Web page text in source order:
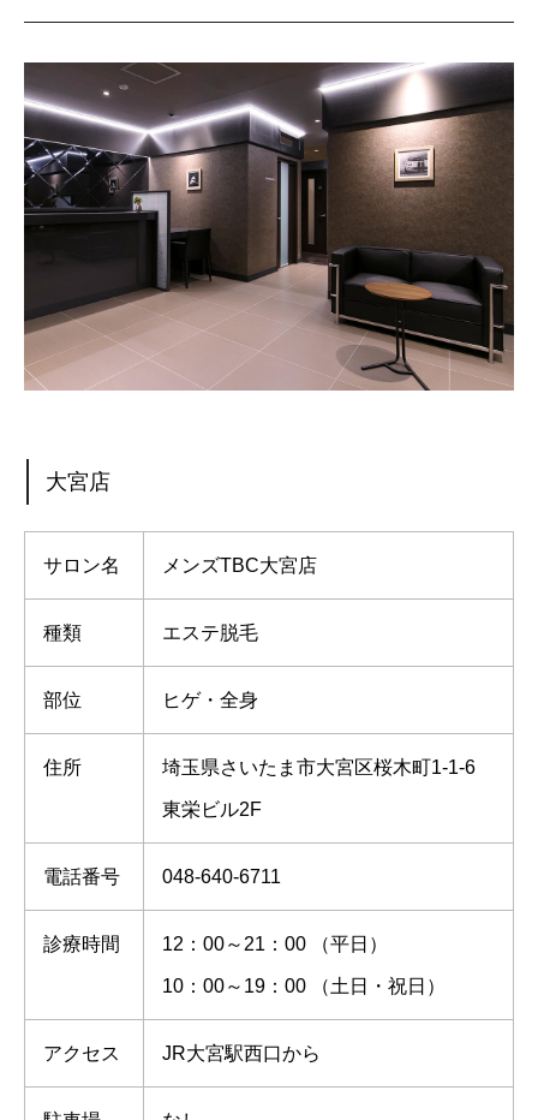
大宮店
サロン名 メンズTBC大宮店
種類 エステ脱毛
部位 ヒゲ・全身
住所 埼玉県さいたま市大宮区桜木町1-1-6
東栄ビル2F
電話番号 048-640-6711
診療時間 12：00～21：00 （平日）
10：00～19：00 （土日・祝日）
アクセス JR大宮駅西口から